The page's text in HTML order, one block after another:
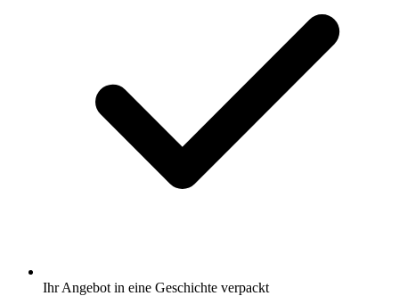
Ihr Angebot in eine Geschichte verpackt